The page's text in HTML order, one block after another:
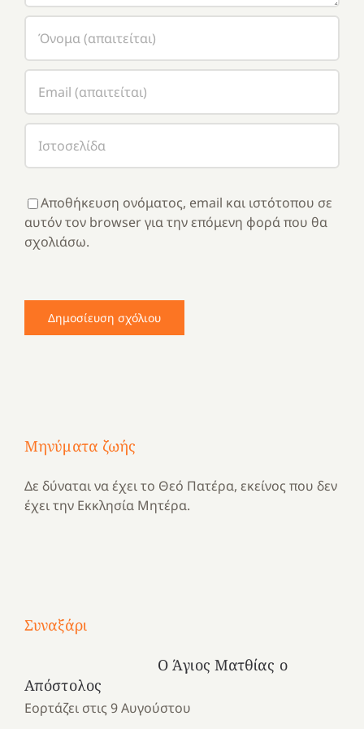
Αποθήκευση ονόματος, email και ιστότοπου σε
αυτόν τον browser για την επόμενη φορά που θα
σχολιάσω.
Μηνύματα ζωής
Δε δύναται να έχει το Θεό Πατέρα, εκείνος που δεν
έχει την Εκκλησία Μητέρα.
Συναξάρι
Ο Άγιος Ματθίας ο
Απόστολος
Εορτάζει στις 9 Αυγούστου
Μια
ένα
καλοκαίρι
και
Νοσοκομείο
“Ερυθρός
Κατασκηνωτικές
το
Ελληνικό